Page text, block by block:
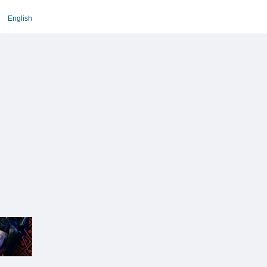
English